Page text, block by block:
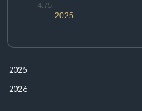
2025
4.75
2025
2026